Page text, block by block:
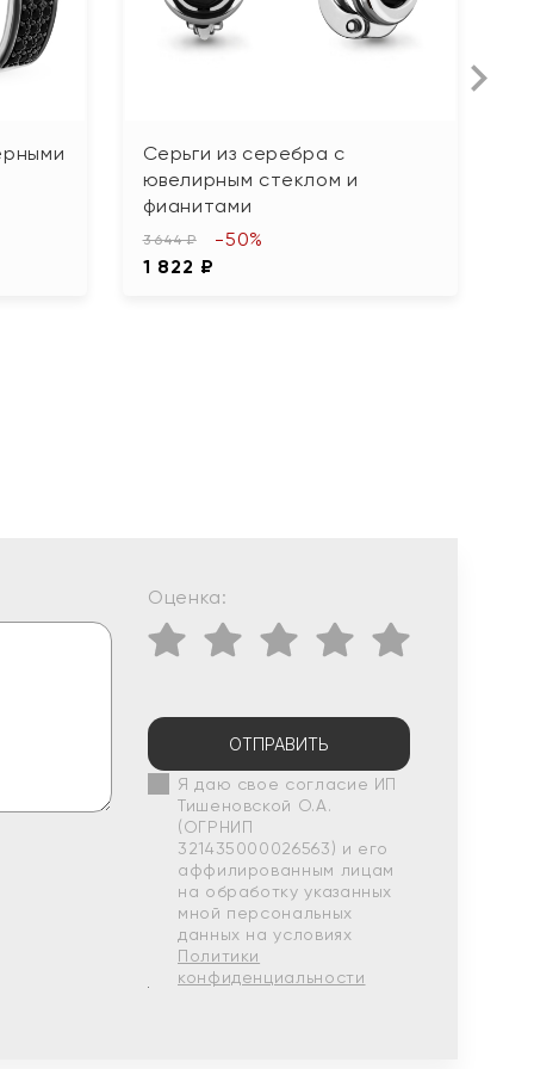
Серьги из серебра с
ювелирным стеклом и
фианитами
3 644 ₽
1 822 ₽
-50%
Оценка:
ОТПРАВИТЬ
Я даю свое согласие ИП
Тишеновской О.А.
(ОГРНИП
321435000026563) и его
аффилированным лицам
на обработку указанных
мной персональных
данных на условиях
Политики
конфиденциальности